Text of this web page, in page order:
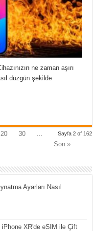
ne zaman aşırı
düzgün şekilde
Sayfa 2 of 162
20 30
Son »
Ayarları Nasıl
iPhone XR'de eSIM ile Çift